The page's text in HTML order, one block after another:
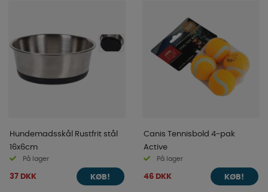
Hundemadsskål Rustfrit stål
16x6cm
På lager
37 DKK KØB!
Canis Tennisbold 4-pak
Active
På lager
46 DKK KØB!